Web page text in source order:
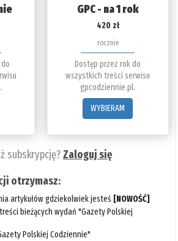
GPC - na 1 rok
420 zł
rocznie
Dostęp przez rok do
wszystkich treści serwisu
gpcodziennie.pl.
WYBIERAM
subskrypcję?Zaloguj się
otrzymasz:
artykułów gdziekolwiek jesteś [NOWOŚĆ]
bieżących wydań "Gazety Polskiej
Polskiej Codziennie"